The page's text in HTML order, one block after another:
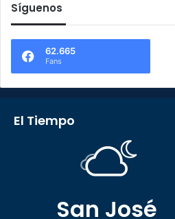
Síguenos
62.665
Fans
El Tiempo
San José